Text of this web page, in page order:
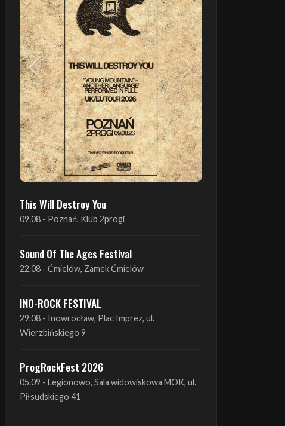
Poprzedni Następny
This Will Destroy You
09.08 - Poznań, Klub 2progi
Sound Of The Ages Festival
22.08 - Ćmielów, Zamek Ćmielów
INO-ROCK FESTIVAL
29.08 - Inowrocław, Plac Imprez, ul.
ProgRockFest 2026
05.09 - Legionowo, Sala widowiskowa MOK, ul.
Antimatter + Sleeping Pulse
09.09 - Poznań, 2Progi